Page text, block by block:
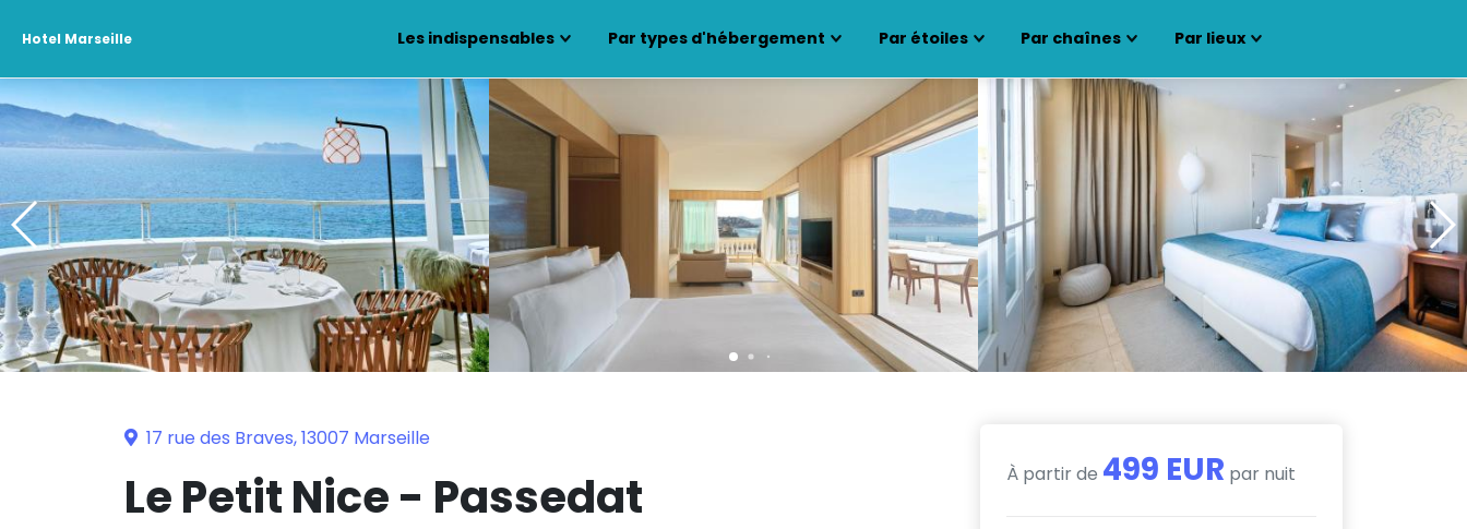
Hotel Marseille Les indispensables Par types d'hébergement Par étoiles Par chaînes Par lieux
17 rue des Braves, 13007 Marseille
Le Petit Nice - Passedat À partir de 499 EUR par nuit